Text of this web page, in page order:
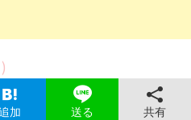
加 送る 共有